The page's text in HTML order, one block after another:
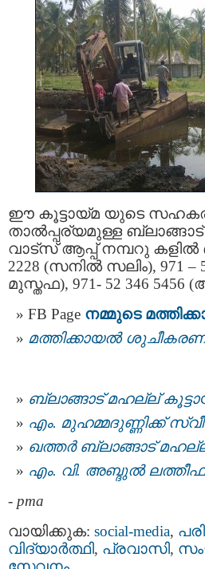
ഈ കൂട്ടായ്മ യുടെ
താൽപ്പര്യമുള്ള
വാട്സ് ആപ്പ് നമ്പറു കളിൽ
2228 (സനിൽ സലിം), 971
മുസ്തഫ), 971- 52 346
FB Page നമ്മുടെ
മത്തിക്കായല്‍
ബ്ലാങ്ങാട് മഹല്ല്
എം. മുഹമ്മദുണ്ണിക്ക്
ഖത്തർ ബ്ലാങ്ങാട്
എം. വി. അബ്ദുൽ ലത്തീഫ്
- pma
വായിക്കുക: social-media,
വിദ്യാര്‍ത്ഥി, പ്രവാസി,